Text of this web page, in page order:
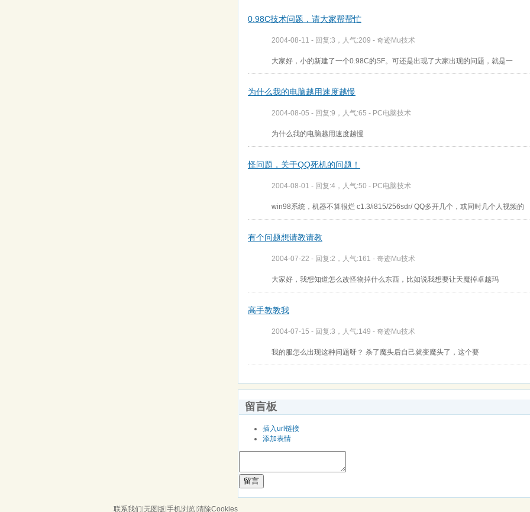
0.98C技术问题，请大家帮帮忙
2004-08-11 - 回复:3，人气:209 - 奇迹Mu技术
大家好，小的新建了一个0.98C的SF。可还是出现了大家出现的问题，就是一
为什么我的电脑越用速度越慢
2004-08-05 - 回复:9，人气:65 - PC电脑技术
为什么我的电脑越用速度越慢
怪问题，关于QQ死机的问题！
2004-08-01 - 回复:4，人气:50 - PC电脑技术
win98系统，机器不算很烂 c1.3/i815/256sdr/ QQ多开几个，或同时几个人视频的
有个问题想请教请教
2004-07-22 - 回复:2，人气:161 - 奇迹Mu技术
大家好，我想知道怎么改怪物掉什么东西，比如说我想要让天魔掉卓越玛
高手教教我
2004-07-15 - 回复:3，人气:149 - 奇迹Mu技术
我的服怎么出现这种问题呀？ 杀了魔头后自己就变魔头了，这个要
留言板
插入url链接
添加表情
留言
联系我们|无图版|手机浏览|清除Cookies